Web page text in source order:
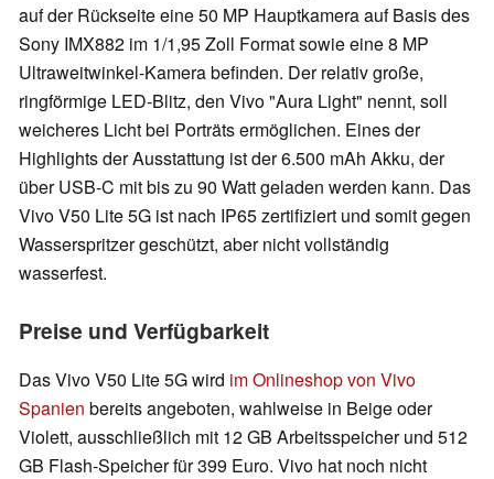
auf der Rückseite eine 50 MP Hauptkamera auf Basis des
Sony IMX882 im 1/1,95 Zoll Format sowie eine 8 MP
Ultraweitwinkel-Kamera befinden. Der relativ große,
ringförmige LED-Blitz, den Vivo "Aura Light" nennt, soll
weicheres Licht bei Porträts ermöglichen. Eines der
Highlights der Ausstattung ist der 6.500 mAh Akku, der
über USB-C mit bis zu 90 Watt geladen werden kann. Das
Vivo V50 Lite 5G ist nach IP65 zertifiziert und somit gegen
Wasserspritzer geschützt, aber nicht vollständig
wasserfest.
Preise und Verfügbarkeit
Das Vivo V50 Lite 5G wird im Onlineshop von Vivo
Spanien bereits angeboten, wahlweise in Beige oder
Violett, ausschließlich mit 12 GB Arbeitsspeicher und 512
GB Flash-Speicher für 399 Euro. Vivo hat noch nicht